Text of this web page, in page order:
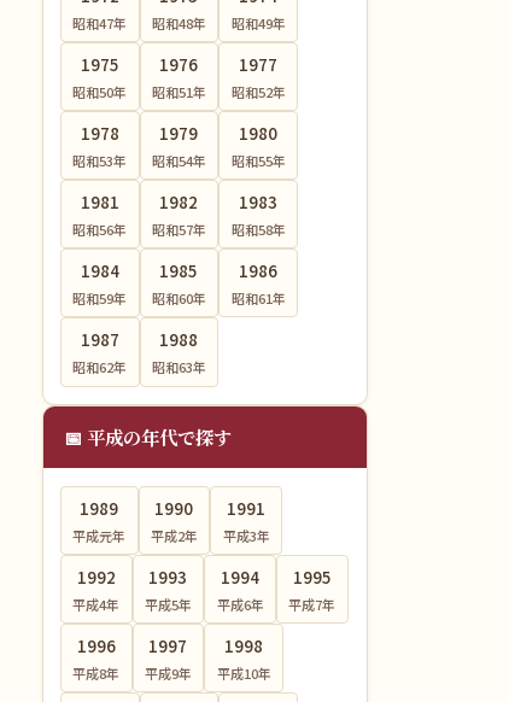
昭和47年 昭和48年 昭和49年
1975
昭和50年
1976
昭和51年
1977
昭和52年
1978
昭和53年
1979
昭和54年
1980
昭和55年
1981
昭和56年
1982
昭和57年
1983
昭和58年
1984
昭和59年
1985
昭和60年
1986
昭和61年
1987
昭和62年
1988
昭和63年
📅 平成の年代で探す
1989
平成元年
1990
平成2年
1991
平成3年
1992
平成4年
1993
平成5年
1994
平成6年
1995
平成7年
1996
平成8年
1997
平成9年
1998
平成10年